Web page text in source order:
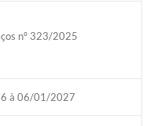
nº 323/2025
à 06/01/2027